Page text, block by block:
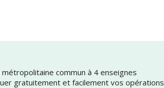
commun à 4 enseignes
gratuitement et facilement vos opérations